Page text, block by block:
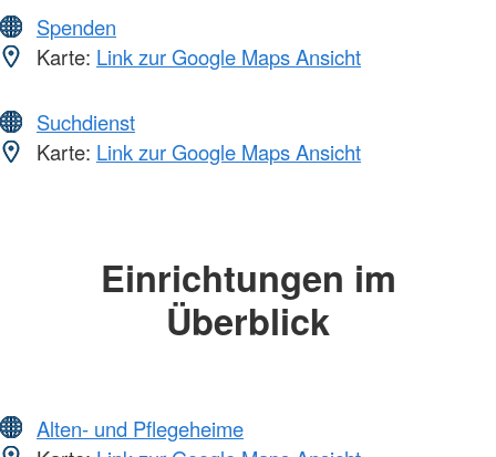
Spenden
Karte: Link zur Google Maps Ansicht
Suchdienst
Karte: Link zur Google Maps Ansicht
Einrichtungen im
Überblick
Alten- und Pflegeheime